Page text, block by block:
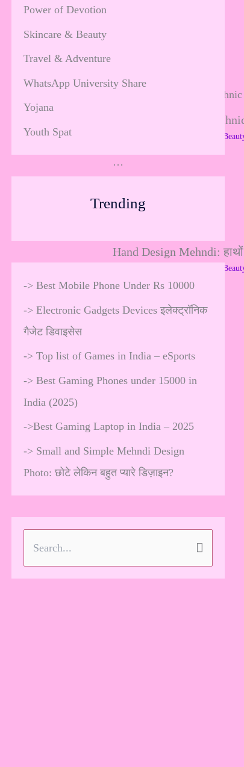
Brooch Styling with
Skincare &
…
Hand Design Mehndi:
Skincare &
Power of Devotion
Skincare & Beauty
Travel & Adventure
WhatsApp University Share
Yojana
Youth Spat
Trending
-> Best Mobile Phone Under Rs 10000
-> Electronic Gadgets Devices इलेक्ट्रॉनिक
गैजेट डिवाइसेस
-> Top list of Games in India – eSports
-> Best Gaming Phones under 15000 in
India (2025)
->Best Gaming Laptop in India – 2025
-> Small and Simple Mehndi Design
Photo: छोटे लेकिन बहुत प्यारे डिज़ाइन?